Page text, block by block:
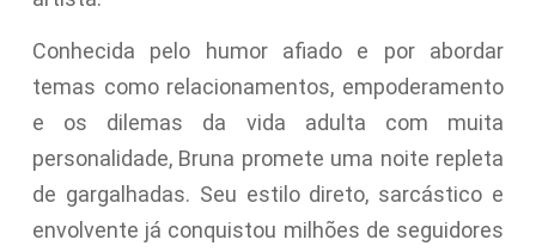
Conhecida pelo humor afiado e por abordar
temas como relacionamentos, empoderamento
e os dilemas da vida adulta com muita
personalidade, Bruna promete uma noite repleta
de gargalhadas. Seu estilo direto, sarcástico e
envolvente já conquistou milhões de seguidores